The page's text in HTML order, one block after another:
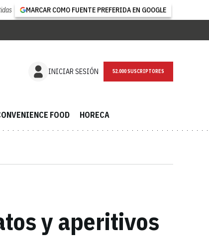
MARCAR COMO FUENTE PREFERIDA EN GOOGLE
INICIAR SESIÓN NEWSLETTER
FOOD HORECA
y aperitivos